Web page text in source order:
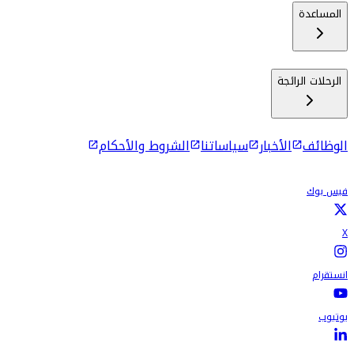
المساعدة
الرحلات الرائجة
الوظائف الأخبار سياساتنا الشروط والأحكام
فيس بوك
X
انستقرام
يوتيوب